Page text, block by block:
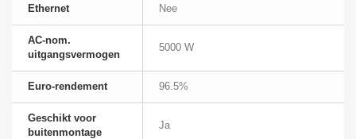
Ethernet Nee
AC-nom.
uitgangsvermogen
5000 W
Euro-rendement 96.5%
Geschikt voor
buitenmontage
Ja